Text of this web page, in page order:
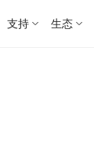
支持 生态